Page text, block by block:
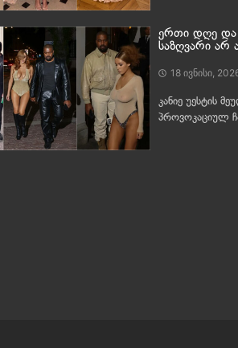
ერთი დღე და
საზღვარი არ
18 ივნისი,
კანიე უესტის
პროვოკაციულ